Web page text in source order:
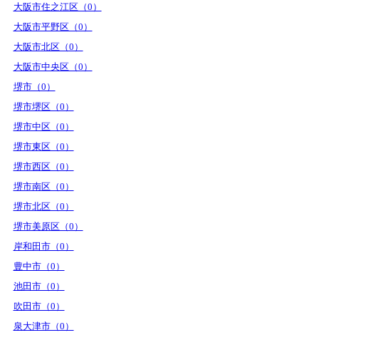
大阪市住之江区（0）
大阪市平野区（0）
大阪市北区（0）
大阪市中央区（0）
堺市（0）
堺市堺区（0）
堺市中区（0）
堺市東区（0）
堺市西区（0）
堺市南区（0）
堺市北区（0）
堺市美原区（0）
岸和田市（0）
豊中市（0）
池田市（0）
吹田市（0）
泉大津市（0）